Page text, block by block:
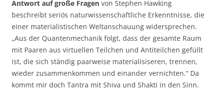
Antwort auf große Fragen von Stephen Hawking
beschreibt seriös naturwissenschaftliche Erkenntnisse, die
einer materialistischen Weltanschauung widersprechen.
„Aus der Quantenmechanik folgt, dass der gesamte Raum
mit Paaren aus virtuellen Teilchen und Antiteilchen gefüllt
ist, die sich ständig paarweise materialisiseren, trennen,
wieder zusammenkommen und einander vernichten.“ Da
kommt mir doch Tantra mit Shiva und Shakti in den Sinn.